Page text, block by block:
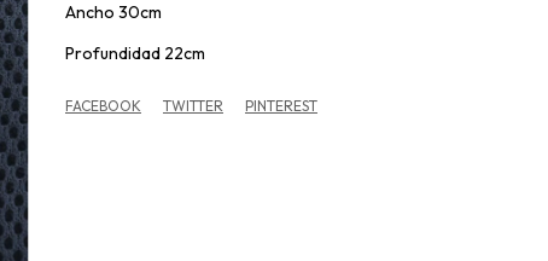
Ancho 30cm
Profundidad 22cm
FACEBOOK TWITTER PINTEREST